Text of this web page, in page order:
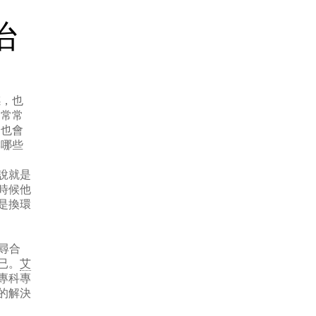
也
常
會
些
就是
候他
換環
合
。 艾
科專
解決